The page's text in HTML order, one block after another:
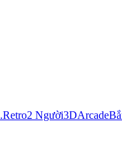
.Retro2 Người3DArcade